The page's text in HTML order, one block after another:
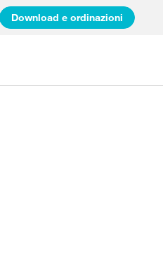
Download e ordinazioni